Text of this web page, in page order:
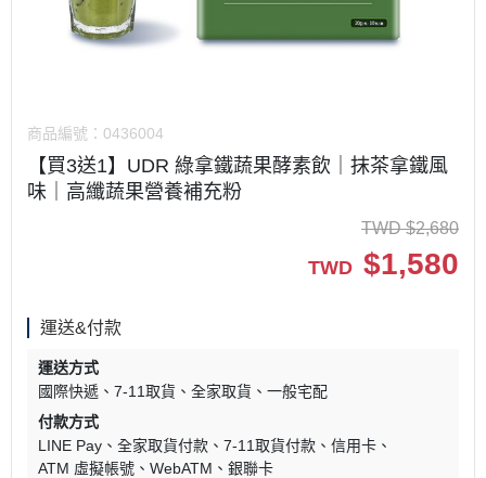
商品編號： 0436004
【買3送1】UDR 綠拿鐵蔬果酵素飲｜抹茶拿鐵風
味｜高纖蔬果營養補充粉
TWD $2,680
TWD $1,580
運送&付款
運送方式
國際快遞
7-11取貨 全家取貨
一般宅配
付款方式
LINE Pay
全家取貨付款 7-11取貨付款
信用卡
ATM 虛擬帳號
WebATM 銀聯卡